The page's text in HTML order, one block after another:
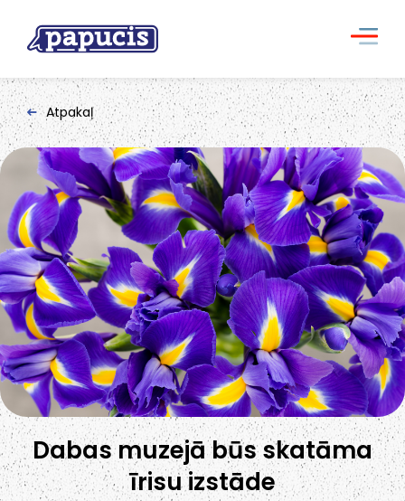
Atpakaļ
Dabas muzejā būs skatāma
īrisu izstāde